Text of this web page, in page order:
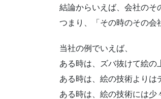
結論からいえば、会社のそ
つまり、「その時のその会
当社の例でいえば、
ある時は、ズバ抜けて絵の
ある時は、絵の技術よりは
ある時は、絵の技術には少